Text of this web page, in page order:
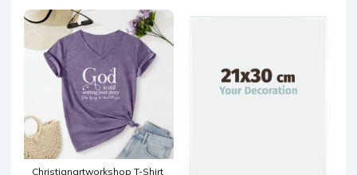
Christianartworkshop T-Shirt